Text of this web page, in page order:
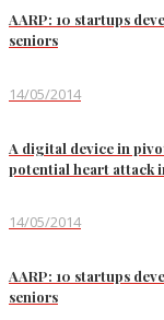
AARP: 10 startups
seniors
14/05/2014
A digital device in
potential heart attack
14/05/2014
AARP: 10 startups
seniors